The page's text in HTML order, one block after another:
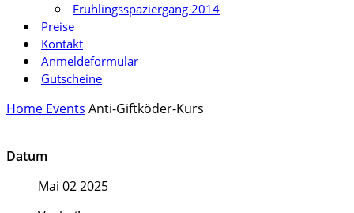
Frühlingsspaziergang 2014
Preise
Kontakt
Anmeldeformular
Gutscheine
Home Events Anti-Giftköder-Kurs
Datum
Mai 02 2025